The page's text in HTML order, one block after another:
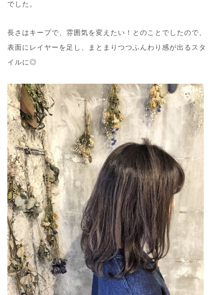
でした。
長さはキープで、雰囲気を変えたい！とのことでしたので、
表面にレイヤーを足し、まとまりつつふんわり感が出るスタ
イルに◎